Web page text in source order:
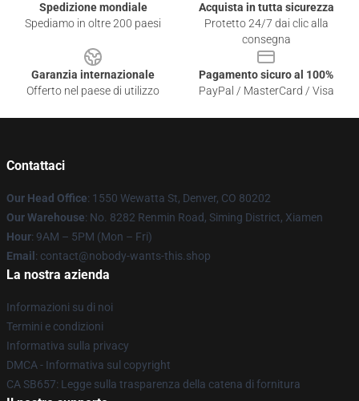
Spedizione mondiale
Spediamo in oltre 200 paesi
Acquista in tutta sicurezza
Protetto 24/7 dai clic alla
consegna
Garanzia internazionale
Offerto nel paese di utilizzo
Pagamento sicuro al 100%
PayPal / MasterCard / Visa
Contattaci
Our Head Office: 1550 Wewatta St, Denver, CO 80202
Our Warehouse: No. 8282 Renmin Road, Siming District, Xiamen
Hour: 9AM – 5PM (Mon – Fri)
Email : contact@nobody-wants-this.shop
La nostra azienda
Informazioni su di noi
Termini e condizioni
Informativa sulla privacy
DMCA - Informativa sul copyright
CA SB657: Legge sulla trasparenza della catena di fornitura